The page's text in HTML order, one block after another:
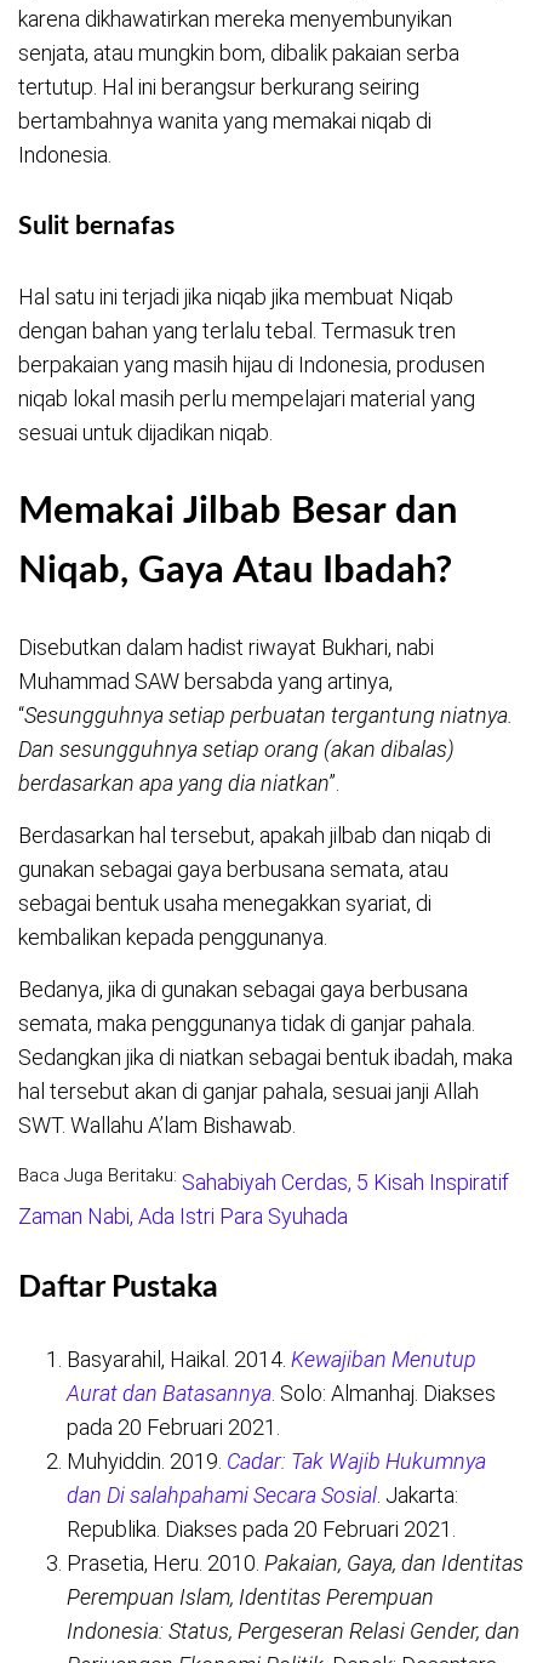
karena dikhawatirkan mereka menyembunyikan
senjata, atau mungkin bom, dibalik pakaian serba
tertutup. Hal ini berangsur berkurang seiring
bertambahnya wanita yang memakai niqab di
Indonesia.
Sulit bernafas
Hal satu ini terjadi jika niqab jika membuat Niqab
dengan bahan yang terlalu tebal. Termasuk tren
berpakaian yang masih hijau di Indonesia, produsen
niqab lokal masih perlu mempelajari material yang
sesuai untuk dijadikan niqab.
Memakai Jilbab Besar dan
Niqab, Gaya Atau Ibadah?
Disebutkan dalam hadist riwayat Bukhari, nabi
Muhammad SAW bersabda yang artinya,
“Sesungguhnya setiap perbuatan tergantung niatnya.
Dan sesungguhnya setiap orang (akan dibalas)
berdasarkan apa yang dia niatkan”.
Berdasarkan hal tersebut, apakah jilbab dan niqab di
gunakan sebagai gaya berbusana semata, atau
sebagai bentuk usaha menegakkan syariat, di
kembalikan kepada penggunanya.
Bedanya, jika di gunakan sebagai gaya berbusana
semata, maka penggunanya tidak di ganjar pahala.
Sedangkan jika di niatkan sebagai bentuk ibadah, maka
hal tersebut akan di ganjar pahala, sesuai janji Allah
SWT. Wallahu A’lam Bishawab.
Baca Juga Beritaku: Sahabiyah Cerdas, 5 Kisah Inspiratif
Zaman Nabi, Ada Istri Para Syuhada
Daftar Pustaka
Basyarahil, Haikal. 2014. Kewajiban Menutup
Aurat dan Batasannya. Solo: Almanhaj. Diakses
pada 20 Februari 2021.
Muhyiddin. 2019. Cadar: Tak Wajib Hukumnya
dan Di salahpahami Secara Sosial. Jakarta:
Republika. Diakses pada 20 Februari 2021.
Prasetia, Heru. 2010. Pakaian, Gaya, dan Identitas
Perempuan Islam, Identitas Perempuan
Indonesia: Status, Pergeseran Relasi Gender, dan